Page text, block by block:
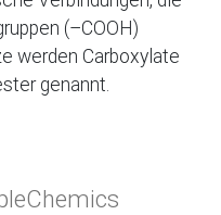
(–COOH)
werden Carboxylate
genannt.